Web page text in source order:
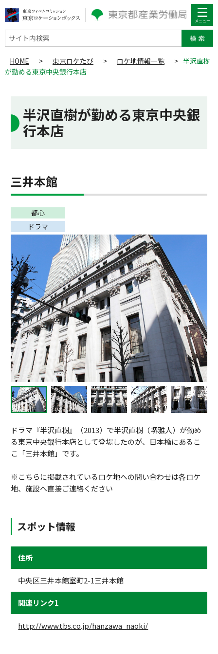
サイト内検索
HOME > 東京ロケたび > ロケ地情報一覧 > 半沢直樹
が勤める東京中央銀行本店
半沢直樹が勤める東京中央銀
行本店
三井本館
都心
ドラマ
ドラマ『半沢直樹』（2013）で半沢直樹（堺雅人）が勤め
る東京中央銀行本店として登場したのが、日本橋にあるこ
こ「三井本館」です。
※こちらに掲載されているロケ地への問い合わせは各ロケ
地、施設へ直接ご連絡ください
スポット情報
住所
中央区三井本館室町2-1三井本館
関連リンク1
http://www.tbs.co.jp/hanzawa_naoki/